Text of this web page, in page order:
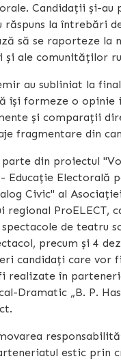
Candidații și-au
răspuns la întrebări
să se raporteze la
ale comunităților
au subliniat la
își formeze o opinie
și comparații
fragmentare din
din proiectul
Educație Electorală
Civic" al
regional ProELECT,
de teatru
precum și 4
candidați care vor
realizate în
Dramatic „B. P.
estic prin